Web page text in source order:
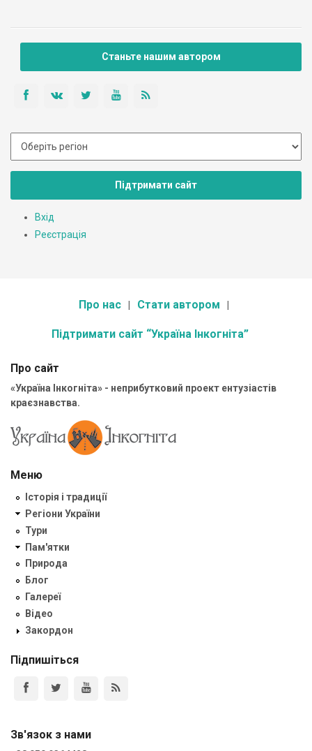
Станьте нашим автором
Підтримати сайт
Вхід
Реєстрація
Про нас Стати автором
Підтримати сайт “Україна Інкогніта”
Про сайт
«Україна Інкогніта» - неприбутковий проект ентузіастів
краєзнавства.
Меню
Історія і традиції
Регіони України
Тури
Пам'ятки
Природа
Блог
Галереї
Відео
Закордон
Підпишіться
Зв'язок з нами